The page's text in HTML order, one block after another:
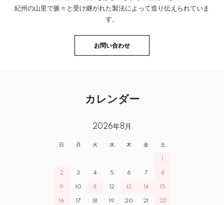
紀州の山里で脈々と受け継がれた製法によって造り伝えられていま
す。
お問い合わせ
カレンダー
2026年8月
日 月 火 水 木 金 土
1
2 3 4 5 6 7 8
9 10 11 12 13 14 15
16 17 18 19 20 21 22